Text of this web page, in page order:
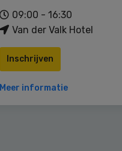
09:00 - 16:30
Van der Valk Hotel
Inschrijven
Meer informatie